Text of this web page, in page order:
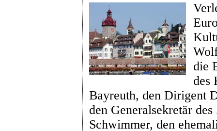
die
des
Bayreuth, den Dirigent
den Generalsekretär
Schwimmer, den